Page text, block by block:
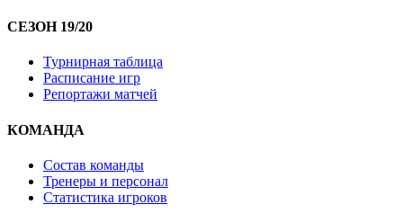
СЕЗОН 19/20
Турнирная таблица
Расписание игр
Репортажи матчей
КОМАНДА
Состав команды
Тренеры и персонал
Статистика игроков